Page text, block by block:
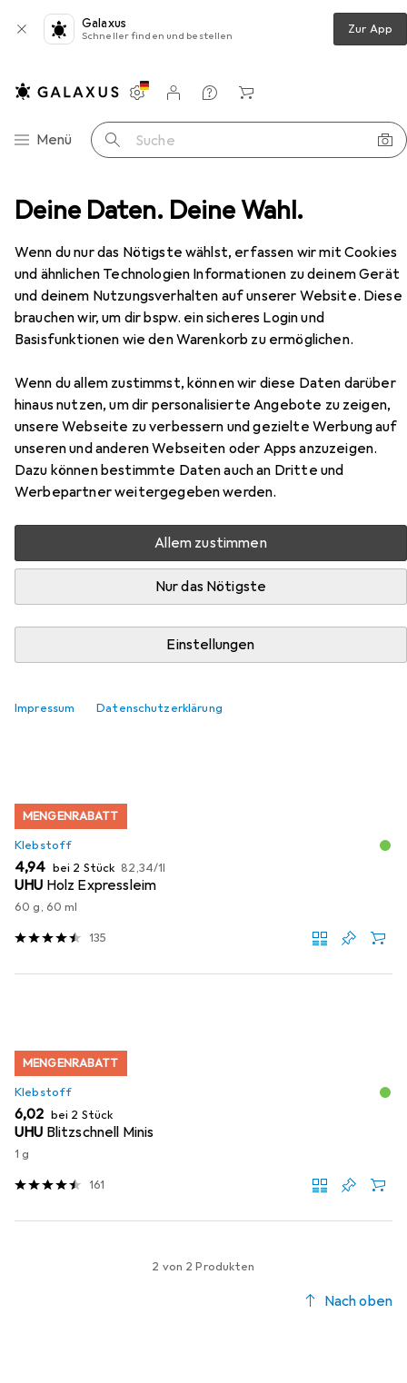
Deine Daten. Deine Wahl.
Wenn du nur das Nötigste wählst, erfassen wir mit Cookies
und ähnlichen Technologien Informationen zu deinem Gerät
und deinem Nutzungsverhalten auf unserer Website. Diese
brauchen wir, um dir bspw. ein sicheres Login und
Basisfunktionen wie den Warenkorb zu ermöglichen.
Wenn du allem zustimmst, können wir diese Daten darüber
hinaus nutzen, um dir personalisierte Angebote zu zeigen,
unsere Webseite zu verbessern und gezielte Werbung auf
unseren und anderen Webseiten oder Apps anzuzeigen.
Dazu können bestimmte Daten auch an Dritte und
Werbepartner weitergegeben werden.
Allem zustimmen
Nur das Nötigste
Einstellungen
Impressum Datenschutzerklärung
Galaxus
Schneller finden und bestellen Zur App
Navigation nach Kategorien
Menü Suche
Einstellungen
Kundenkonto
Vergleichslisten
Merklisten
Warenkorb
Papierdekoration Laubblätter, Nature, 20 Stück
EUR
8,34 bei 3 Stück
Creativ Company Papierdekoration
Laubblätter, Nature, 20 Stück
Zubehör für Creativ Company
Papierdekoration Laubblätter,
Nature, 20 Stück
Hier findest du passendes Zubehör zum Produkt Creativ
Company Papierdekoration Laubblätter, Nature, 20 Stück
Relevanz
MENGENRABATT
Klebstoff
EUR
4,94 bei 2 Stück EUR
82,34/1l
UHU Holz Expressleim
60 g, 60 ml
135
MENGENRABATT
Klebstoff
EUR
6,02 bei 2 Stück
UHU Blitzschnell Minis
1 g
161
2 von 2 Produkten
Nach oben